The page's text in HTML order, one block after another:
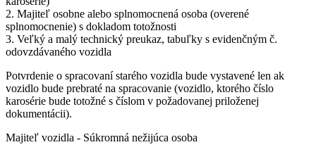
2. Majiteľ osobne alebo splnomocnená osoba (overené
splnomocnenie) s dokladom totožnosti
3. Veľký a malý technický preukaz, tabuľky s evidenčným č.
odovzdávaného vozidla
Potvrdenie o spracovaní starého vozidla bude vystavené len ak
vozidlo bude prebraté na spracovanie (vozidlo, ktorého číslo
karosérie bude totožné s číslom v požadovanej priloženej
dokumentácii).
Majiteľ vozidla - Súkromná nežijúca osoba